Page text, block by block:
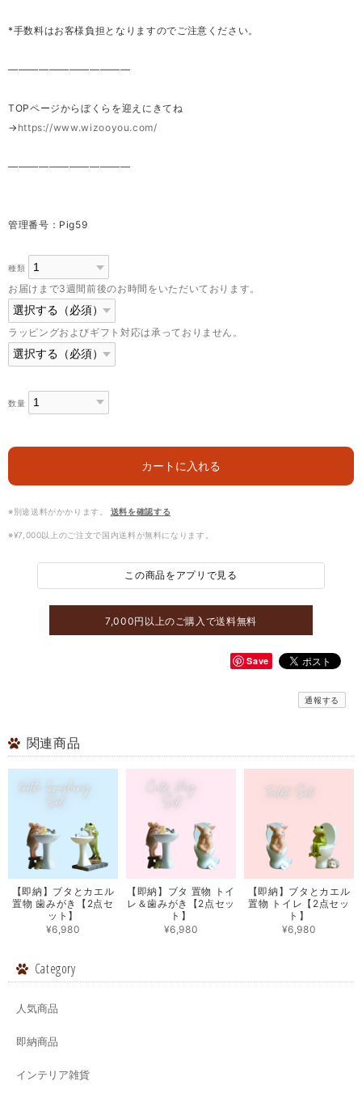
*手数料はお客様負担となりますのでご注意ください。
————————————
TOPページからぼくらを迎えにきてね
→ https://www.wizooyou.com/
————————————
管理番号：Pig59
種類
お届けまで3週間前後のお時間をいただいております。
ラッピングおよびギフト対応は承っておりません。
数量
カートに入れる
※別途送料がかかります。 送料を確認する
※¥7,000以上のご注文で国内送料が無料になります。
この商品をアプリで見る
7,000円以上のご購入で送料無料
Save
通報する
関連商品
【即納】ブタとカエル
置物 歯みがき【2点セ
ット】
¥6,980
【即納】ブタ 置物 トイ
レ＆歯みがき【2点セッ
ト】
¥6,980
【即納】ブタとカエル
置物 トイレ【2点セッ
ト】
¥6,980
Category
人気商品
即納商品
インテリア雑貨